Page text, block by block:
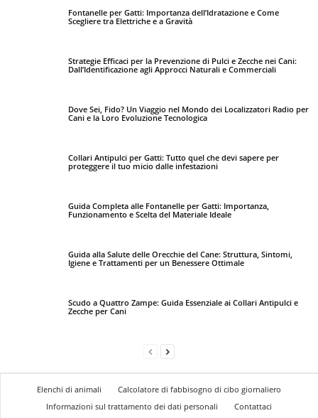
Fontanelle per Gatti: Importanza dell’Idratazione e Come
Scegliere tra Elettriche e a Gravità
Strategie Efficaci per la Prevenzione di Pulci e Zecche nei Cani:
Dall’Identificazione agli Approcci Naturali e Commerciali
Dove Sei, Fido? Un Viaggio nel Mondo dei Localizzatori Radio per
Cani e la Loro Evoluzione Tecnologica
Collari Antipulci per Gatti: Tutto quel che devi sapere per
proteggere il tuo micio dalle infestazioni
Guida Completa alle Fontanelle per Gatti: Importanza,
Funzionamento e Scelta del Materiale Ideale
Guida alla Salute delle Orecchie del Cane: Struttura, Sintomi,
Igiene e Trattamenti per un Benessere Ottimale
Scudo a Quattro Zampe: Guida Essenziale ai Collari Antipulci e
Zecche per Cani
Elenchi di animali
Calcolatore di fabbisogno di cibo giornaliero
Informazioni sul trattamento dei dati personali
Contattaci